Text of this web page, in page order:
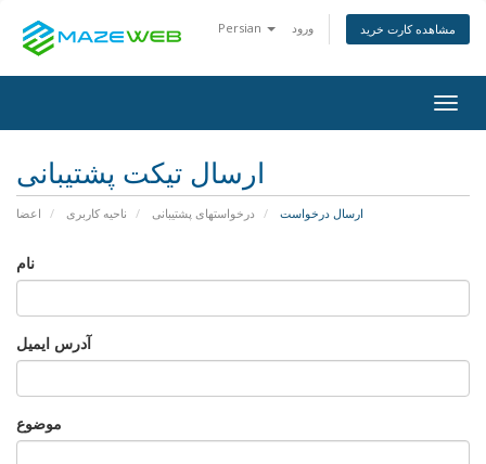
Persian ورود مشاهده کارت خرید
ارسال تیکت پشتیبانی
اعضا ناحیه کاربری درخواستهای پشتیبانی ارسال درخواست
نام
آدرس ایمیل
موضوع